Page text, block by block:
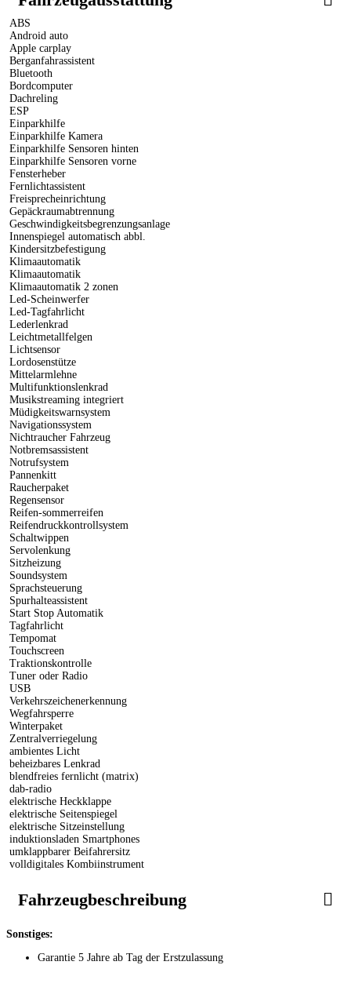
ABS
Android auto
Apple carplay
Berganfahrassistent
Bluetooth
Bordcomputer
Dachreling
ESP
Einparkhilfe
Einparkhilfe Kamera
Einparkhilfe Sensoren hinten
Einparkhilfe Sensoren vorne
Fensterheber
Fernlichtassistent
Freisprecheinrichtung
Gepäckraumabtrennung
Geschwindigkeitsbegrenzungsanlage
Innenspiegel automatisch abbl.
Kindersitzbefestigung
Klimaautomatik
Klimaautomatik
Klimaautomatik 2 zonen
Led-Scheinwerfer
Led-Tagfahrlicht
Lederlenkrad
Leichtmetallfelgen
Lichtsensor
Lordosenstütze
Mittelarmlehne
Multifunktionslenkrad
Musikstreaming integriert
Müdigkeitswarnsystem
Navigationssystem
Nichtraucher Fahrzeug
Notbremsassistent
Notrufsystem
Pannenkitt
Raucherpaket
Regensensor
Reifen-sommerreifen
Reifendruckkontrollsystem
Schaltwippen
Servolenkung
Sitzheizung
Soundsystem
Sprachsteuerung
Spurhalteassistent
Start Stop Automatik
Tagfahrlicht
Tempomat
Touchscreen
Traktionskontrolle
Tuner oder Radio
USB
Verkehrszeichenerkennung
Wegfahrsperre
Winterpaket
Zentralverriegelung
ambientes Licht
beheizbares Lenkrad
blendfreies fernlicht (matrix)
dab-radio
elektrische Heckklappe
elektrische Seitenspiegel
elektrische Sitzeinstellung
induktionsladen Smartphones
umklappbarer Beifahrersitz
volldigitales Kombiinstrument
Fahrzeugbeschreibung
Sonstiges:
Garantie 5 Jahre ab Tag der Erstzulassung